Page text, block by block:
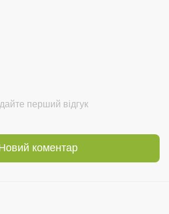
перший відгук
коментар